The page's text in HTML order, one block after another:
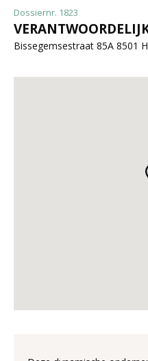
Dossiernr. 1823
Bissegemsestraat 85A 8501